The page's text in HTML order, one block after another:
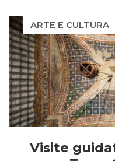
Visite
ARTE E CULTURA